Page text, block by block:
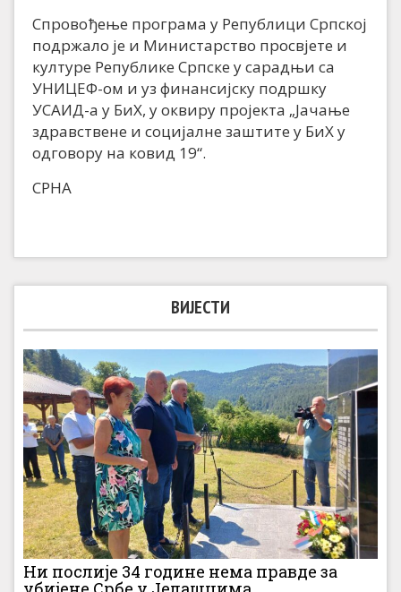
Спровођење програма у Републици Српској
подржало је и Министарство просвјете и
културе Републике Српске у сарадњи са
УНИЦЕФ-ом и уз финансијску подршку
УСАИД-а у БиХ, у оквиру пројекта „Јачање
здравствене и социјалне заштите у БиХ у
одговору на ковид 19“.
СРНА
ВИЈЕСТИ
Ни послије 34 године нема правде за